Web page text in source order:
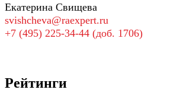
Екатерина Свищева
svishcheva@raexpert.ru
+7 (495) 225-34-44 (доб. 1706)
Рейтинги